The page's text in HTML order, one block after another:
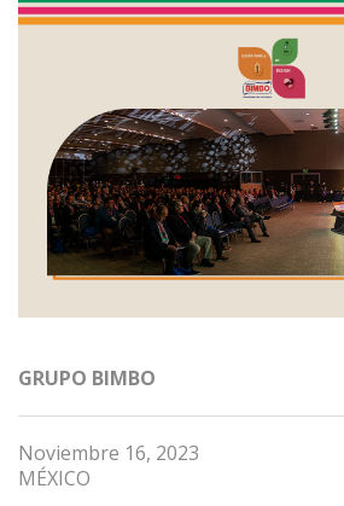
GRUPO BIMBO
Noviembre 16, 2023
MÉXICO